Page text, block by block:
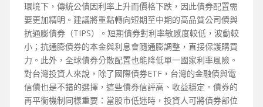
環境下，傳統公債因利率上升而價格下跌，因此債券配置需
要更加精明。建議將重點轉向短期至中期的高品質公司債與
抗通膨債券（TIPS）。短期債券對利率敏感度較低，波動較
小；抗通膨債券的本金與利息會隨通膨調整，直接保護購買
力。此外，全球債券分散配置也能降低單一國家利率風險。
對台灣投資人來說，除了國際債券ETF，台灣的金融債與電
信債也是不錯的選擇，這些債券信評高、收益穩定。債券的
再平衡機制同樣重要：當股市低迷時，投資人可將債券部位